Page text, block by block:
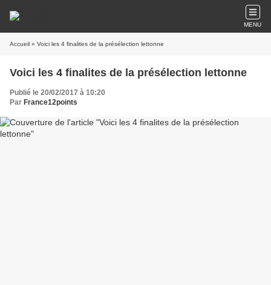
MENU
Accueil » Voici les 4 finalites de la présélection lettonne
Voici les 4 finalites de la présélection lettonne
Publié le 20/02/2017 à 10:20
Par France12points